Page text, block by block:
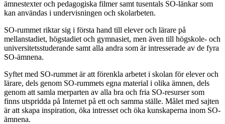
ämnestexter och pedagogiska filmer samt tusentals SO-länkar som
kan användas i undervisningen och skolarbeten.
SO-rummet riktar sig i första hand till elever och lärare på
mellanstadiet, högstadiet och gymnasiet, men även till högskole- och
universitetsstuderande samt alla andra som är intresserade av de fyra
SO-ämnena.
Syftet med SO-rummet är att förenkla arbetet i skolan för elever och
lärare, dels genom SO-rummets egna material i olika ämnen, dels
genom att samla merparten av alla bra och fria SO-resurser som
finns utspridda på Internet på ett och samma ställe. Målet med sajten
är att skapa inspiration, öka intresset och öka kunskaperna inom SO-
ämnena.